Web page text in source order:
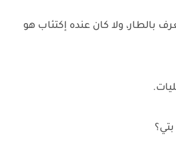
بالطار، ولا كان عنده إكتئاب هو